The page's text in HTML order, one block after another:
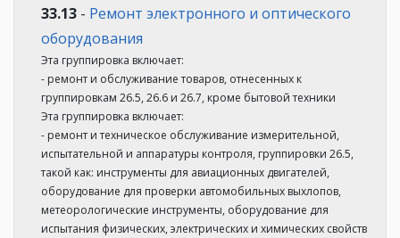
33.13 - Ремонт электронного и оптического
оборудования
Эта группировка включает:
- ремонт и обслуживание товаров, отнесенных к
группировкам 26.5, 26.6 и 26.7, кроме бытовой техники
Эта группировка включает:
- ремонт и техническое обслуживание измерительной,
испытательной и аппаратуры контроля, группировки 26.5,
такой как: инструменты для авиационных двигателей,
оборудование для проверки автомобильных выхлопов,
метеорологические инструменты, оборудование для
испытания физических, электрических и химических свойств